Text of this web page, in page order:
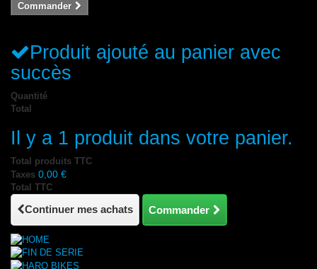
Commander
Produit ajouté au panier avec
succès
Quantité
Total
Il y a 1 produit dans votre panier.
Total produits TTC
Taxes 0,00 €
Total TTC
Continuer mes achats Commander